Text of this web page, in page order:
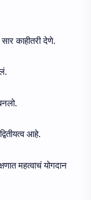
काहीतरी देणे.
आहे.
महत्वाचं योगदान